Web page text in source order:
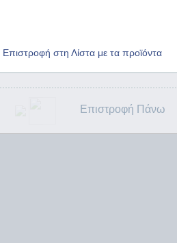
Επιστροφή στη Λίστα με τα προϊόντα
Επιστροφή Πάνω